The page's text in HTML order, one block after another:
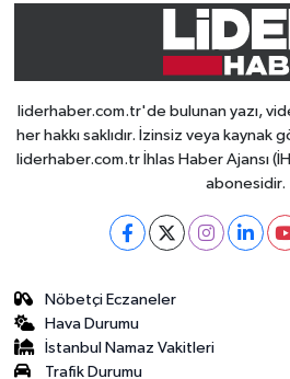
liderhaber.com.tr'de bulunan yazı,
her hakkı saklıdır. İzinsiz veya kaynak
liderhaber.com.tr İhlas Haber Ajansı
abonesidir.
Nöbetçi Eczaneler
Hava Durumu
İstanbul Namaz Vakitleri
Trafik Durumu